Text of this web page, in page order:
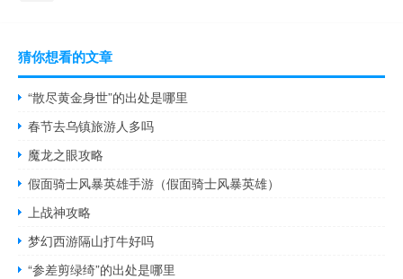
猜你想看的文章
“散尽黄金身世”的出处是哪里
春节去乌镇旅游人多吗
魔龙之眼攻略
假面骑士风暴英雄手游（假面骑士风暴英雄）
上战神攻略
梦幻西游隔山打牛好吗
“参差剪绿绮”的出处是哪里